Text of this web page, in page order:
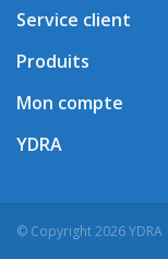
Service client
Produits
Mon compte
YDRA
© Copyright 2026 YDRA